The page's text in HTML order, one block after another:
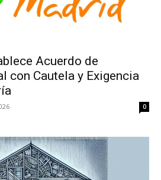
Acuerdo de
con Cautela y Exigencia
0